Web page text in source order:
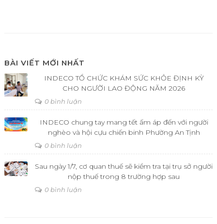
BÀI VIẾT MỚI NHẤT
INDECO TỔ CHỨC KHÁM SỨC KHỎE ĐỊNH KỲ
CHO NGƯỜI LAO ĐỘNG NĂM 2026
0 bình luận
INDECO chung tay mang tết ấm áp đến với người
nghèo và hội cựu chiến binh Phường An Tịnh
0 bình luận
Sau ngày 1/7, cơ quan thuế sẽ kiểm tra tại trụ sở người
nộp thuế trong 8 trường hợp sau
0 bình luận